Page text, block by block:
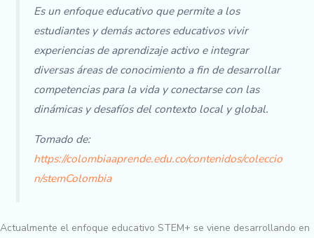
Es un enfoque educativo que permite a los
estudiantes y demás actores educativos vivir
experiencias de aprendizaje activo e integrar
diversas áreas de conocimiento a fin de desarrollar
competencias para la vida y conectarse con las
dinámicas y desafíos del contexto local y global.
Tomado de:
https://colombiaaprende.edu.co/contenidos/coleccio
n/stemColombia
Actualmente el enfoque educativo STEM+ se viene desarrollando en